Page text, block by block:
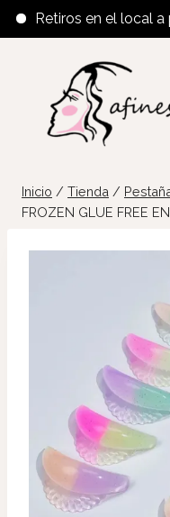
Retiros en el local a
contenido
Inicio / Tienda /
FROZEN GLUE FREE